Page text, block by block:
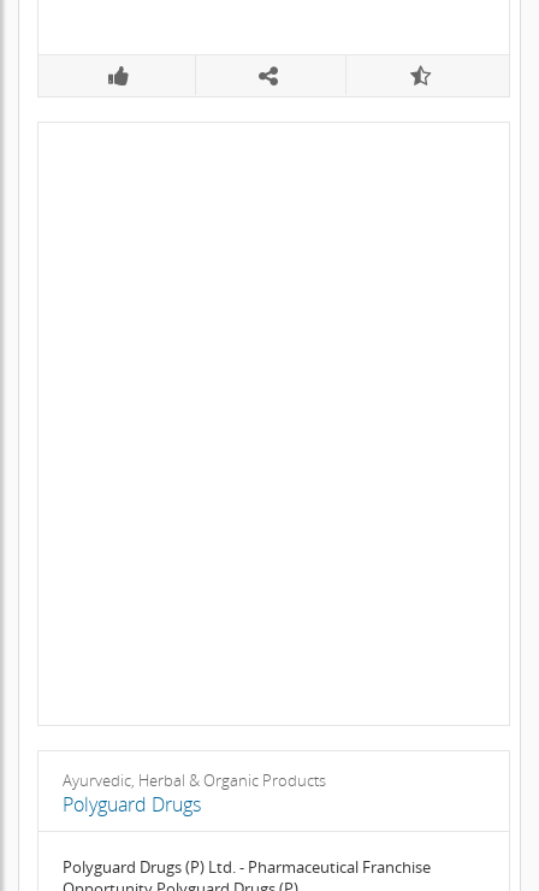
Ayurvedic, Herbal & Organic Products
Polyguard Drugs
Polyguard Drugs (P) Ltd. - Pharmaceutical Franchise